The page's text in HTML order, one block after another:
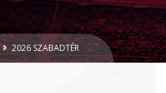
2026 SZABADTÉR